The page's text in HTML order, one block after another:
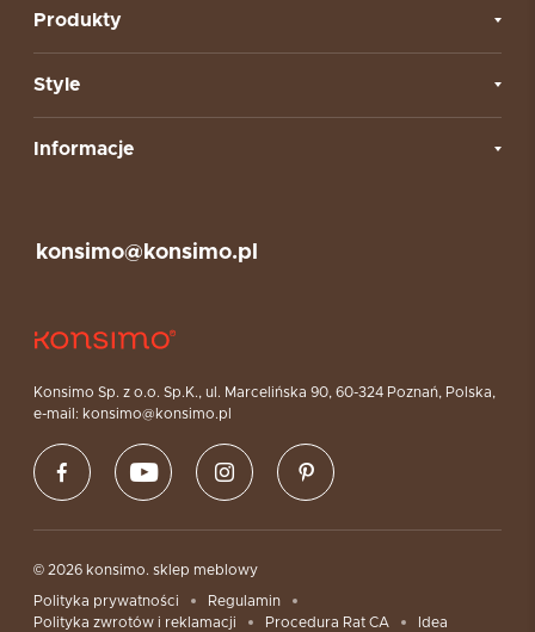
Produkty
Style
Informacje
Konsimo Sp. z o.o. Sp.K., ul. Marcelińska 90, 60-324 Poznań, Polska,
e-mail: konsimo@konsimo.pl
konsimo@konsimo.pl
© 2026 konsimo. sklep meblowy
Polityka prywatności
Regulamin
Polityka zwrotów i reklamacji
Procedura Rat CA Idea